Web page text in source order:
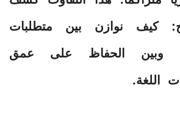
كيف نوازن بين متطلبات
وبين الحفاظ على عمق
اللغة.